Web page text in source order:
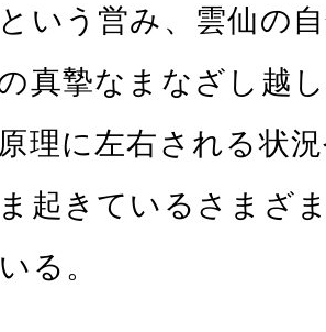
いう営み、雲仙の
真摯なまなざし越
理に左右される状
起きているさまざ
る。